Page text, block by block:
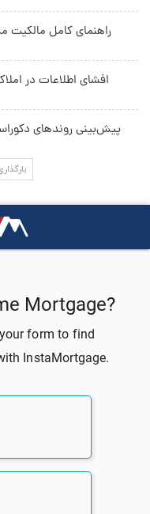
راهنمای کامل مالکیت
افشای اطلاعات در املاک؛ ۵ نکته کلیدی که باید
پیش‌بینی روندهای دکوراسیون داخلی ۲۰۲۶
آخرین دیدگاه‌ها
ilmaiskierrokset
ساکرامنتو در ایالت کالیفرنیا
gratis binance-konto